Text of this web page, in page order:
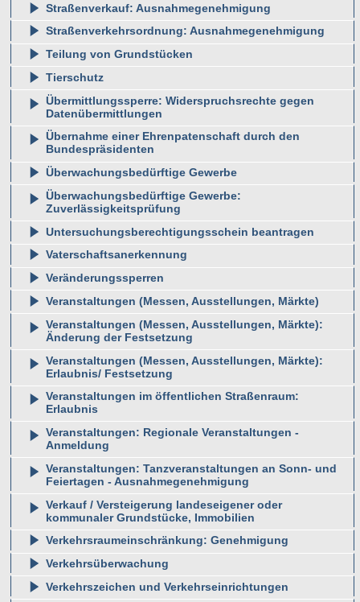
Straßenverkauf: Ausnahmegenehmigung
Straßenverkehrsordnung: Ausnahmegenehmigung
Teilung von Grundstücken
Tierschutz
Übermittlungssperre: Widerspruchsrechte gegen
Datenübermittlungen
Übernahme einer Ehrenpatenschaft durch den
Bundespräsidenten
Überwachungsbedürftige Gewerbe
Überwachungsbedürftige Gewerbe:
Zuverlässigkeitsprüfung
Untersuchungsberechtigungsschein beantragen
Vaterschaftsanerkennung
Veränderungssperren
Veranstaltungen (Messen, Ausstellungen, Märkte)
Veranstaltungen (Messen, Ausstellungen, Märkte):
Änderung der Festsetzung
Veranstaltungen (Messen, Ausstellungen, Märkte):
Erlaubnis/ Festsetzung
Veranstaltungen im öffentlichen Straßenraum:
Erlaubnis
Veranstaltungen: Regionale Veranstaltungen -
Anmeldung
Veranstaltungen: Tanzveranstaltungen an Sonn- und
Feiertagen - Ausnahmegenehmigung
Verkauf / Versteigerung landeseigener oder
kommunaler Grundstücke, Immobilien
Verkehrsraumeinschränkung: Genehmigung
Verkehrsüberwachung
Verkehrszeichen und Verkehrseinrichtungen